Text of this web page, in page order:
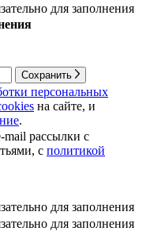
для заполнения
Сохранить
персональных
на сайте, и
.
mail рассылки с
с политикой
для заполнения
для заполнения